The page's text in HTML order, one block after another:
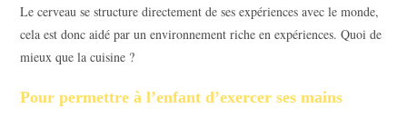
Le cerveau se structure directement de ses expériences avec le monde,
cela est donc aidé par un environnement riche en expériences. Quoi de
mieux que la cuisine ?
Pour permettre à l’enfant d’exercer ses mains